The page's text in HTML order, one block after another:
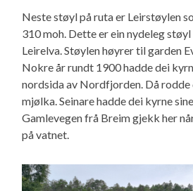
Neste støyl på ruta er Leirstøylen
310 moh. Dette er ein nydeleg
Leirelva. Støylen høyrer til garden
Nokre år rundt 1900 hadde dei
nordsida av Nordfjorden. Då rodde
mjølka. Seinare hadde dei kyrne
Gamlevegen frå Breim gjekk her
på vatnet.